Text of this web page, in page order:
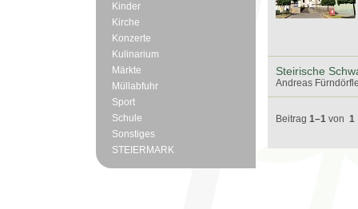
Kinder
Kirche
Konzerte
Kulinarium
Märkte
Müllabfuhr
Sport
Schule
Sonstiges
STEIERMARK
Steirische
Andreas
Beitrag 1–1 von 1